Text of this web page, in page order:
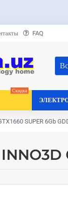
FAQ
Скидка
SUPER 6Gb